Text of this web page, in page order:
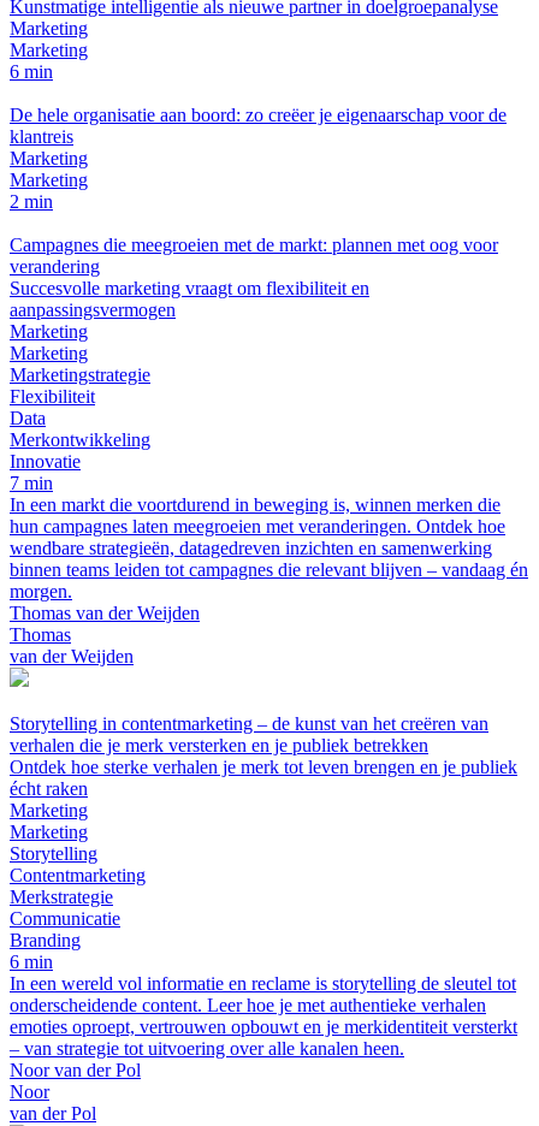
Kunstmatige intelligentie als nieuwe partner in doelgroepanalyse
Marketing
Marketing
6 min
De hele organisatie aan boord: zo creëer je eigenaarschap voor de
klantreis
Marketing
Marketing
2 min
Campagnes die meegroeien met de markt: plannen met oog voor
verandering
Succesvolle marketing vraagt om flexibiliteit en
aanpassingsvermogen
Marketing
Marketing
Marketingstrategie
Flexibiliteit
Data
Merkontwikkeling
Innovatie
7 min
In een markt die voortdurend in beweging is, winnen merken die
hun campagnes laten meegroeien met veranderingen. Ontdek hoe
wendbare strategieën, datagedreven inzichten en samenwerking
binnen teams leiden tot campagnes die relevant blijven – vandaag én
morgen.
Thomas van der Weijden
Thomas
van der Weijden
Storytelling in contentmarketing – de kunst van het creëren van
verhalen die je merk versterken en je publiek betrekken
Ontdek hoe sterke verhalen je merk tot leven brengen en je publiek
écht raken
Marketing
Marketing
Storytelling
Contentmarketing
Merkstrategie
Communicatie
Branding
6 min
In een wereld vol informatie en reclame is storytelling de sleutel tot
onderscheidende content. Leer hoe je met authentieke verhalen
emoties oproept, vertrouwen opbouwt en je merkidentiteit versterkt
– van strategie tot uitvoering over alle kanalen heen.
Noor van der Pol
Noor
van der Pol